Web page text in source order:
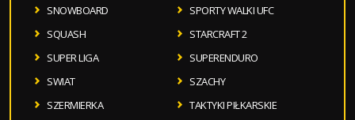
SNOWBOARD
SPORTY WALKI UFC
SQUASH
STARCRAFT 2
SUPER LIGA
SUPERENDURO
SWIAT
SZACHY
SZERMIERKA
TAKTYKI PIŁKARSKIE